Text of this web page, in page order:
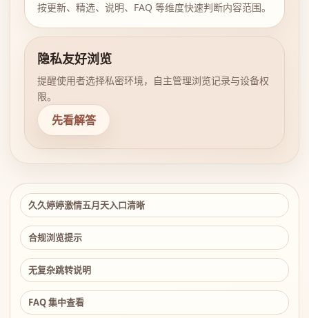
按更新、精选、说明、FAQ 等维度快速判断内容范围。
隐私友好浏览
提醒使用者选择私密环境，自主管理浏览记录与设备权
限。
先看解答
久久婷婷激情五月天入口清晰
合规浏览提示
无复杂跳转说明
FAQ 集中查看